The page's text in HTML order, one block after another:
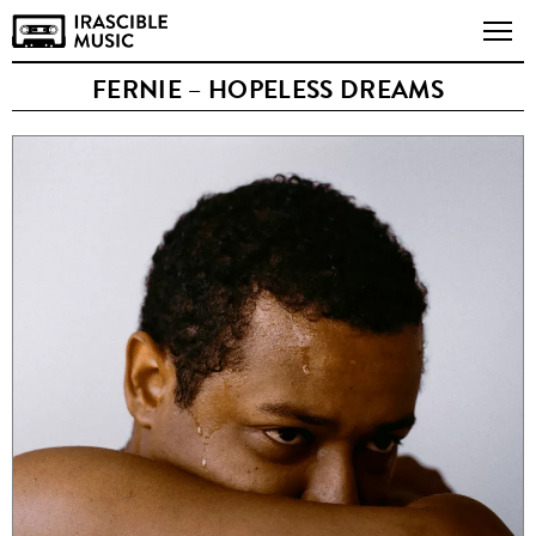
FERNIE – HOPELESS DREAMS